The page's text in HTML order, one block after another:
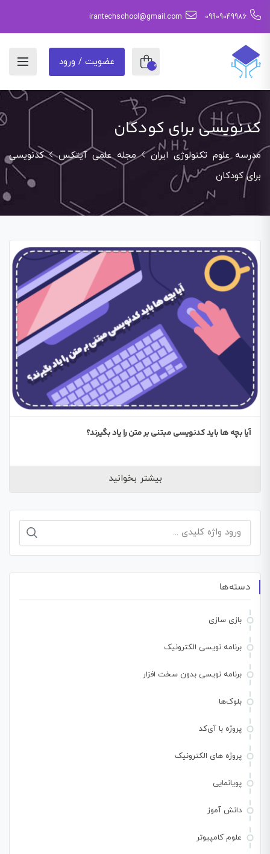
09909049986
irantechschool@gmail.com
0 عضویت / ورود
کدنویسی برای کودکان
مدرسه علوم تکنولوژی ایران مجله علمی آیتکس
کدنویسی
برای کودکان
آیا بچه ها باید کدنویسی مبتنی بر متن را یاد بگیرند؟
بیشتر بخوانید
جستجو
دسته‌ها
بازی سازی
برنامه نویسی الکترونیک
برنامه نویسی بدون سخت افزار
بلوک‌ها
پروژه با آی‌کد
پروژه های الکترونیک
پویانمایی
دانش آموز
علوم کامپیوتر